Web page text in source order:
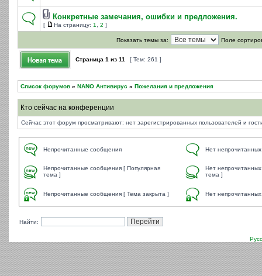
Конкретные замечания, ошибки и предложения.
[ На страницу: 1 2 ]
Показать темы за: Поле
Страница 1 из 11 [ Тем: 261 ]
Список форумов » NANO Антивирус » Пожелания и предложения
Кто сейчас на конференции
Сейчас этот форум просматривают: нет зарегистрированных пользователей и
Непрочитанные сообщения Нет
Непрочитанные сообщения [ Популярная
тема ]
Нет
тема ]
Непрочитанные сообщения [ Тема закрыта ] Нет
Найти: